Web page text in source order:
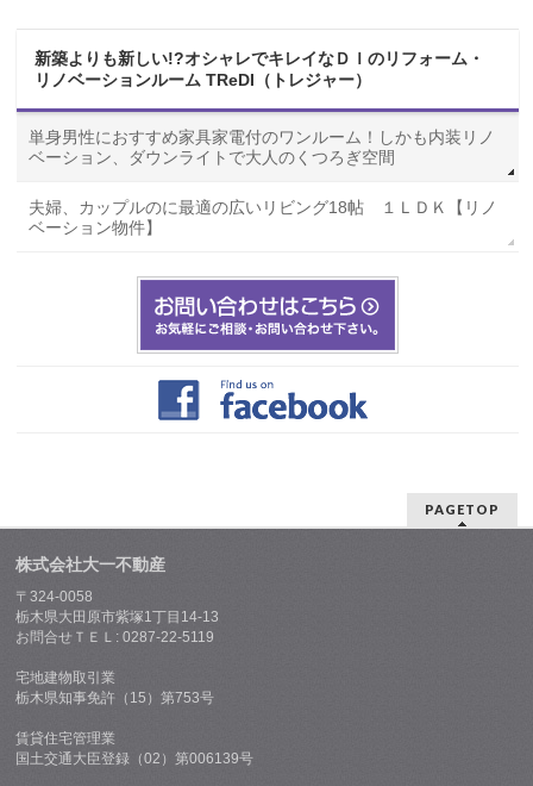
新築よりも新しい!?オシャレでキレイなＤＩのリフォーム・
リノベーションルーム TReDI（トレジャー）
単身男性におすすめ家具家電付のワンルーム！しかも内装リノ
ベーション、ダウンライトで大人のくつろぎ空間
夫婦、カップルのに最適の広いリビング18帖 １ＬＤＫ【リノ
ベーション物件】
PAGETOP
株式会社大一不動産
〒324-0058
栃木県大田原市紫塚1丁目14-13
お問合せＴＥＬ: 0287-22-5119
宅地建物取引業
栃木県知事免許（15）第753号
賃貸住宅管理業
国土交通大臣登録（02）第006139号